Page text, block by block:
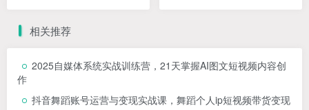
相关推荐
2025自媒体系统实战训练营，21天掌握AI图文短视频内容创
作
抖音舞蹈账号运营与变现实战课，舞蹈个人ip短视频带货变现